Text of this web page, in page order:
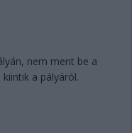
nem ment be a
a pályáról.